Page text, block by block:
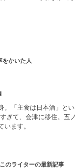
をかいた人
。「主食は日本酒」と
ぎて、会津に移住。五
います。
このライターの最新記事